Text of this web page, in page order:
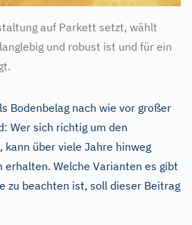
auf Parkett setzt, wählt
und robust ist und für ein
Bodenbelag nach wie vor großer
Wer sich richtig um den
kann über viele Jahre hinweg
erhalten. Welche Varianten es gibt
zu beachten ist, soll dieser Beitrag